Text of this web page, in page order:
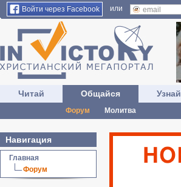
Войти через Facebook или
Читай Общайся
Форум Молитва
Узнай
Навигация
Главная
Форум